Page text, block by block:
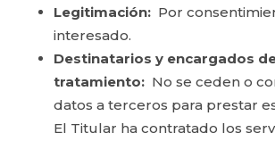
Legitimación:Por
interesado.
Destinatarios y encargados
tratamiento:No se ceden o
datos a terceros para prestar
El Titular ha contratado los